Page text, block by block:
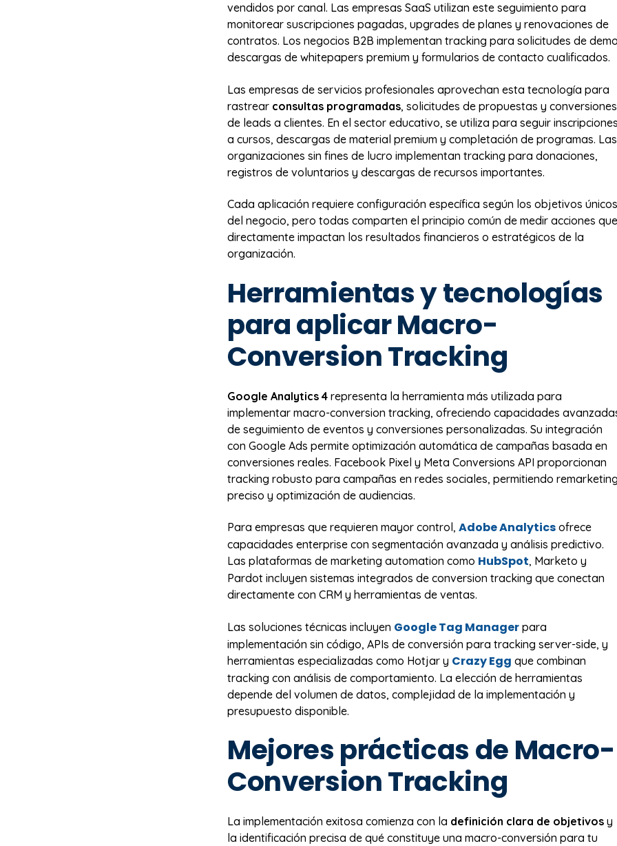
vendidos por canal. Las empresas SaaS utilizan este seguimiento para
monitorear suscripciones pagadas, upgrades de planes y renovaciones de
contratos. Los negocios B2B implementan tracking para solicitudes de
descargas de whitepapers premium y formularios de contacto cualificados.
Las empresas de servicios profesionales aprovechan esta tecnología para
rastrear consultas programadas, solicitudes de propuestas y conversiones
de leads a clientes. En el sector educativo, se utiliza para seguir
a cursos, descargas de material premium y completación de programas. Las
organizaciones sin fines de lucro implementan tracking para donaciones,
registros de voluntarios y descargas de recursos importantes.
Cada aplicación requiere configuración específica según los objetivos únicos
del negocio, pero todas comparten el principio común de medir acciones que
directamente impactan los resultados financieros o estratégicos de la
organización.
Herramientas y tecnologías
para aplicar Macro-
Conversion Tracking
Google Analytics 4 representa la herramienta más utilizada para
implementar macro-conversion tracking, ofreciendo capacidades
de seguimiento de eventos y conversiones personalizadas. Su integración
con Google Ads permite optimización automática de campañas basada en
conversiones reales. Facebook Pixel y Meta Conversions API proporcionan
tracking robusto para campañas en redes sociales, permitiendo
preciso y optimización de audiencias.
Para empresas que requieren mayor control, Adobe Analytics ofrece
capacidades enterprise con segmentación avanzada y análisis predictivo.
Las plataformas de marketing automation como HubSpot, Marketo y
Pardot incluyen sistemas integrados de conversion tracking que conectan
directamente con CRM y herramientas de ventas.
Las soluciones técnicas incluyen Google Tag Manager para
implementación sin código, APIs de conversión para tracking server-side, y
herramientas especializadas como Hotjar y Crazy Egg que combinan
tracking con análisis de comportamiento. La elección de herramientas
depende del volumen de datos, complejidad de la implementación y
presupuesto disponible.
Mejores prácticas de Macro-
Conversion Tracking
La implementación exitosa comienza con la definición clara de objetivos y
la identificación precisa de qué constituye una macro-conversión para tu